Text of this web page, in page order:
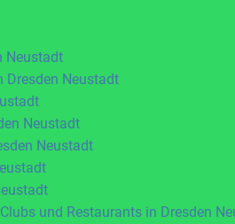
Neustadt
Dresden Neustadt
Neustadt
Neustadt
und Restaurants in Dresden